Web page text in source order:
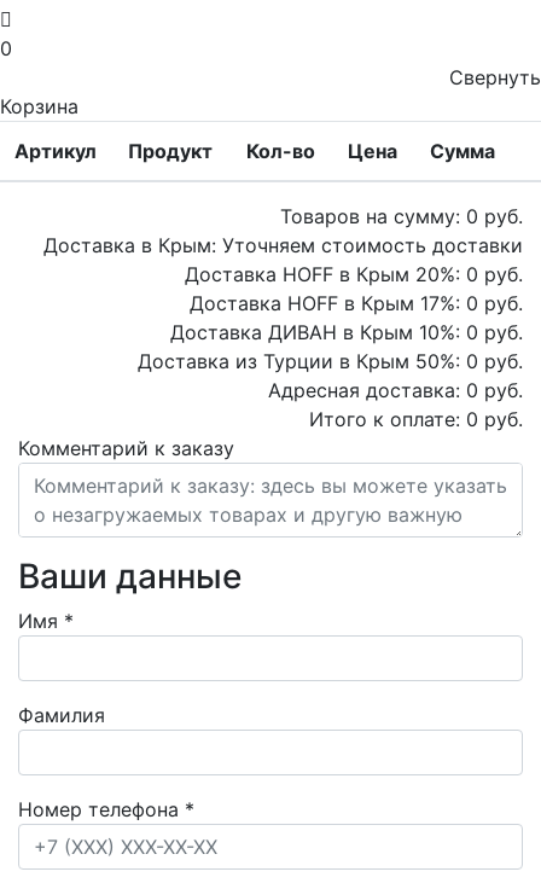
0
Свернуть
Корзина
Артикул
Продукт Кол-во Цена Сумма
Товаров на сумму: 0 руб.
Доставка в Крым: Уточняем стоимость доставки
Доставка HOFF в Крым 20%: 0 руб.
Доставка HOFF в Крым 17%: 0 руб.
Доставка ДИВАН в Крым 10%: 0 руб.
Доставка из Турции в Крым 50%: 0 руб.
Адресная доставка: 0 руб.
Итого к оплате: 0 руб.
Комментарий к заказу
Ваши данные
Имя *
Фамилия
Номер телефона *